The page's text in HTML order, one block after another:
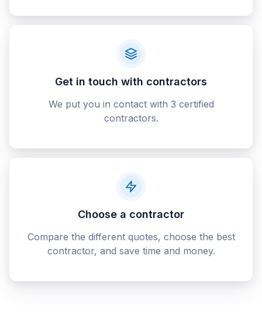
Get in touch with contractors
We put you in contact with 3 certified
contractors.
Choose a contractor
Compare the different quotes, choose the best
contractor, and save time and money.